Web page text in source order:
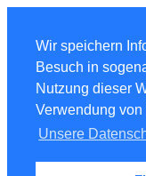
Wir speichern
Besuch in
Nutzung dieser
Verwendung
Unsere